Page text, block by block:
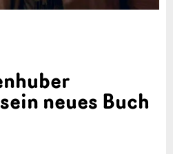
neues Buch